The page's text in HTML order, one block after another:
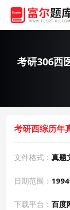
考研306西
考研西综历年
文件格式： 真题
日期范围：
下载平台： 百度